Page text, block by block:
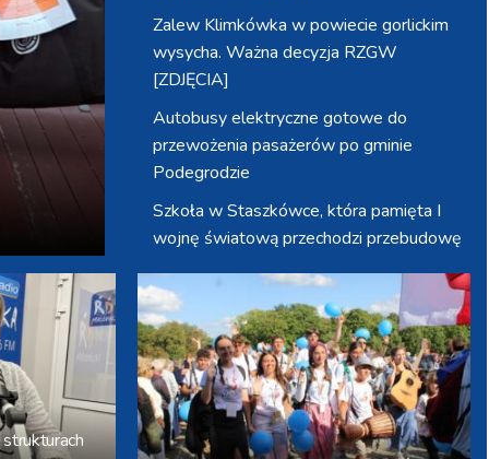
Zalew Klimkówka w powiecie gorlickim
wysycha. Ważna decyzja RZGW
[ZDJĘCIA]
Autobusy elektryczne gotowe do
przewożenia pasażerów po gminie
Podegrodzie
Szkoła w Staszkówce, która pamięta I
wojnę światową przechodzi przebudowę
Jechał na podwójnym gazie z sądowym
zakazem kierowania. Teraz trafi do
więzienia
Sprzęt ochrony ludności trafił do gminy
Wierzchosławice. Wyposażenie odebrali
strażacy i przedstawiciele wodociągów